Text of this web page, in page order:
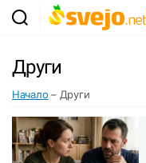
Други
Начало – Други